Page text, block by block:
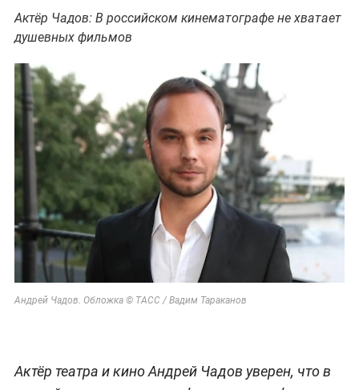
Актёр Чадов: В российском кинематографе не хватает
душевных фильмов
Андрей Чадов. Обложка © ТАСС / Вадим Тараканов
Актёр театра и кино Андрей Чадов уверен, что в